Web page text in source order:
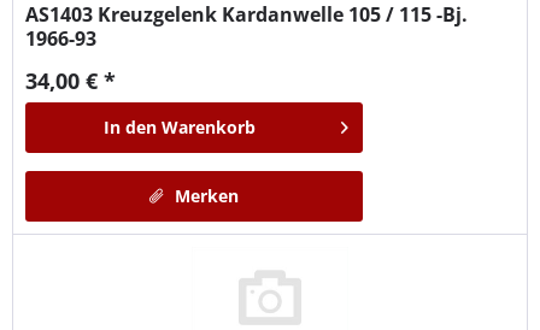
AS1403 Kreuzgelenk Kardanwelle 105 / 115 -Bj.
1966-93
34,00 € *
In den Warenkorb
Merken